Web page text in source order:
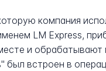
компания
LM Express,
и обрабатывают
встроен в